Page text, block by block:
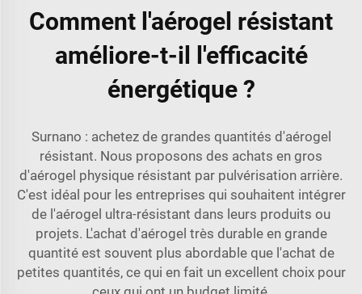
Comment l'aérogel résistant
améliore-t-il l'efficacité
énergétique ?
Surnano : achetez de grandes quantités d'aérogel
résistant. Nous proposons des achats en gros
d'aérogel physique résistant par pulvérisation arrière.
C'est idéal pour les entreprises qui souhaitent intégrer
de l'aérogel ultra-résistant dans leurs produits ou
projets. L'achat d'aérogel très durable en grande
quantité est souvent plus abordable que l'achat de
petites quantités, ce qui en fait un excellent choix pour